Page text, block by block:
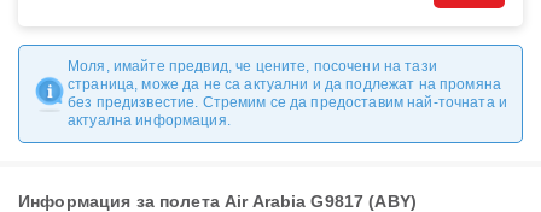
Моля, имайте предвид, че цените, посочени на тази
страница, може да не са актуални и да подлежат на промяна
без предизвестие. Стремим се да предоставим най-точната и
актуална информация.
Информация за полета Air Arabia G9817 (ABY)